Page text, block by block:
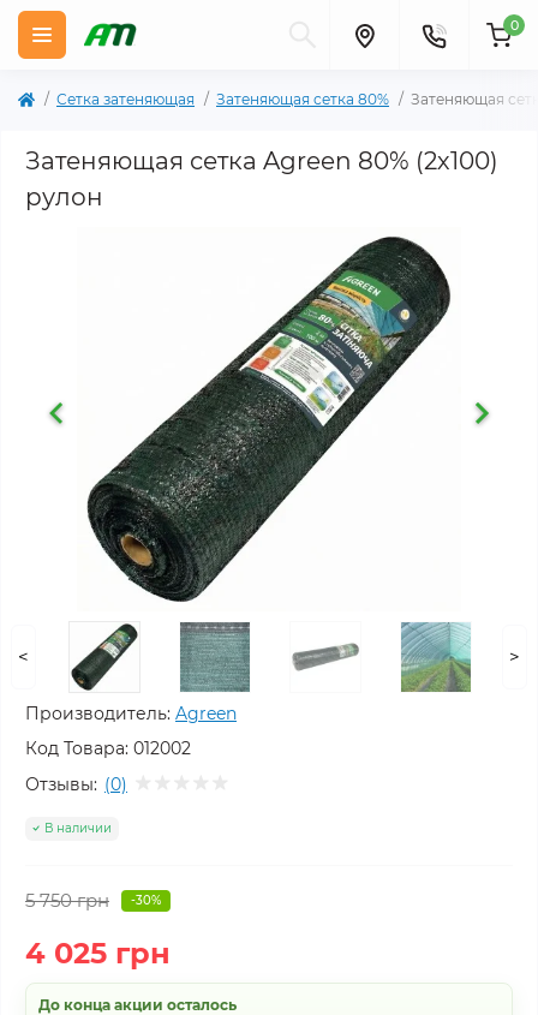
0
Сетка затеняющая Затеняющая сетка 80% Затеняющая
Затеняющая сетка Agreen 80% (2х100)
рулон
< >
Производитель: Agreen
Код Товара: 012002
Отзывы: (0)
В наличии
5 750 грн -30%
4 025 грн
До конца акции осталось